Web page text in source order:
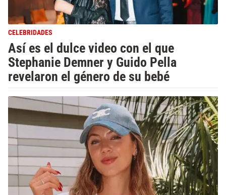
CELEBRIDADES
Así es el dulce video con el que
Stephanie Demner y Guido Pella
revelaron el género de su bebé